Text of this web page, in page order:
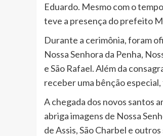
Eduardo. Mesmo com o
teve a presença do prefeito
Durante a cerimônia, foram
Nossa Senhora da Penha,
e São Rafael. Além da
receber uma bênção
A chegada dos novos santos
abriga imagens de Nossa
de Assis, São Charbel e